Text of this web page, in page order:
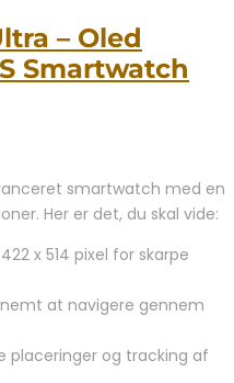
– Oled
Smartwatch
smartwatch med en
Her er det, du skal vide:
x 514 pixel for skarpe
at navigere gennem
placeringer og tracking af